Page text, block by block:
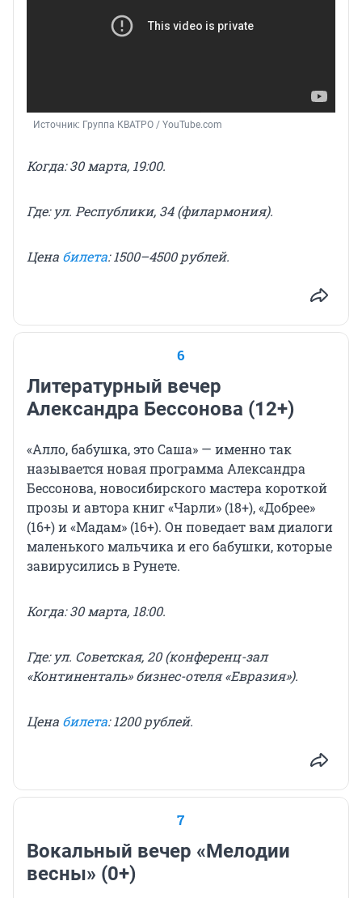
Источник: Группа КВАТРО / YouTube.com
Когда: 30 марта, 19:00.
Где: ул. Республики, 34 (филармония).
Цена билета: 1500–4500 рублей.
6
Литературный вечер
Александра Бессонова (12+)
«Алло, бабушка, это Саша» — именно так
называется новая программа Александра
Бессонова, новосибирского мастера короткой
прозы и автора книг «Чарли» (18+), «Добрее»
(16+) и «Мадам» (16+). Он поведает вам диалоги
маленького мальчика и его бабушки, которые
завирусились в Рунете.
Когда: 30 марта, 18:00.
Где: ул. Советская, 20 (конференц-зал
«Континенталь» бизнес-отеля «Евразия»).
Цена билета: 1200 рублей.
7
Вокальный вечер «Мелодии
весны» (0+)